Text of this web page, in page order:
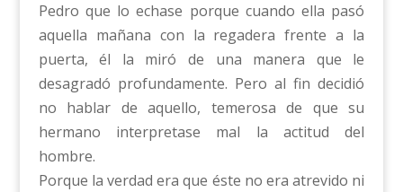
Pedro que lo echase porque cuando ella pasó
aquella mañana con la regadera frente a la
puerta, él la miró de una manera que le
desagradó profundamente. Pero al fin decidió
no hablar de aquello, temerosa de que su
hermano interpretase mal la actitud del
hombre.
Porque la verdad era que éste no era atrevido ni